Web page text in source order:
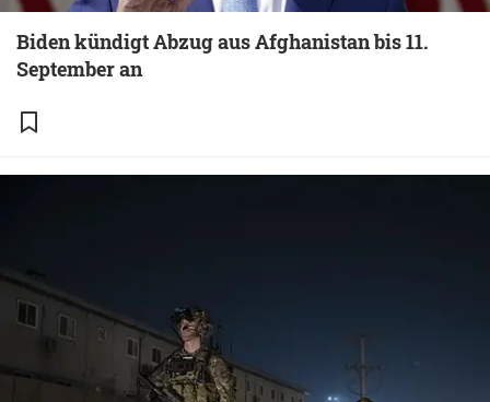
Biden kündigt Abzug aus Afghanistan bis 11.
September an